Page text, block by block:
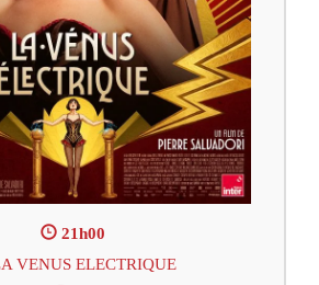
21h00
VENUS ELECTRIQUE